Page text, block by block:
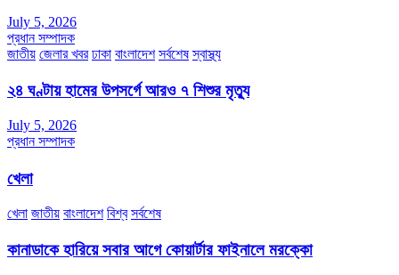
July 5, 2026
প্রধান সম্পাদক
জাতীয় জেলার খবর ঢাকা বাংলাদেশ সর্বশেষ স্বাস্থ্য
২৪ ঘণ্টায় হামের উপসর্গে আরও ৭ শিশুর মৃত্যু
July 5, 2026
প্রধান সম্পাদক
খেলা
খেলা জাতীয় বাংলাদেশ বিশ্ব সর্বশেষ
কানাডাকে হারিয়ে সবার আগে কোয়ার্টার ফাইনালে মরক্কো